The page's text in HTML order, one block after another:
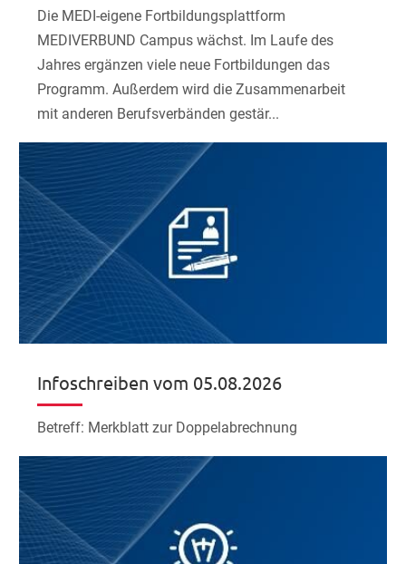
Die MEDI-eigene Fortbildungsplattform
MEDIVERBUND Campus wächst. Im Laufe des
Jahres ergänzen viele neue Fortbildungen das
Programm. Außerdem wird die Zusammenarbeit
mit anderen Berufsverbänden gestär...
Infoschreiben vom 05.08.2026
Betreff: Merkblatt zur Doppelabrechnung